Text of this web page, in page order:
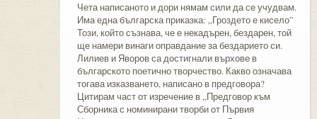
Чета написаното и дори нямам сили да се учудвам.
Има една българска приказка: „Гроздето е кисело”
Този, който съзнава, че е некадърен, бездарен, той
ще намери винаги оправдание за бездарието си.
Лилиев и Яворов са достигнали върхове в
българското поетично творчество. Какво означава
тогава изказването, написано в предговора?
Цитирам част от изречение в „Предговор към
Сборника с номинирани творби от Първия